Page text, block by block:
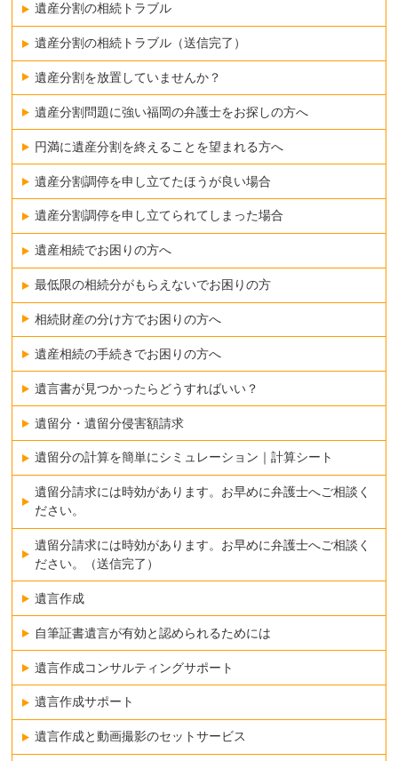
遺産分割の相続トラブル
遺産分割の相続トラブル（送信完了）
遺産分割を放置していませんか？
遺産分割問題に強い福岡の弁護士をお探しの方へ
円満に遺産分割を終えることを望まれる方へ
遺産分割調停を申し立てたほうが良い場合
遺産分割調停を申し立てられてしまった場合
遺産相続でお困りの方へ
最低限の相続分がもらえないでお困りの方
相続財産の分け方でお困りの方へ
遺産相続の手続きでお困りの方へ
遺言書が見つかったらどうすればいい？
遺留分・遺留分侵害額請求
遺留分の計算を簡単にシミュレーション｜計算シート
遺留分請求には時効があります。お早めに弁護士へご相談く
ださい。
遺留分請求には時効があります。お早めに弁護士へご相談く
ださい。（送信完了）
遺言作成
自筆証書遺言が有効と認められるためには
遺言作成コンサルティングサポート
遺言作成サポート
遺言作成と動画撮影のセットサービス